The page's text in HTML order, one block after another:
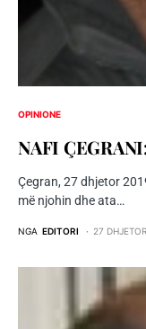
OPINIONE
NAFI
Çegran, 27 dhjetor
më njohin dhe ata…
NGA EDITORI 27